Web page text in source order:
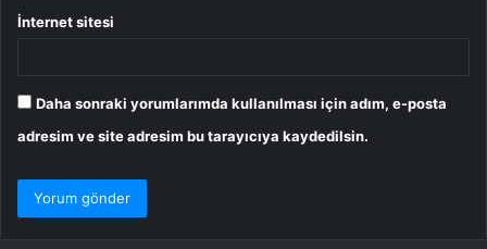
İnternet sitesi
Daha sonraki yorumlarımda kullanılması için adım, e-posta
adresim ve site adresim bu tarayıcıya kaydedilsin.